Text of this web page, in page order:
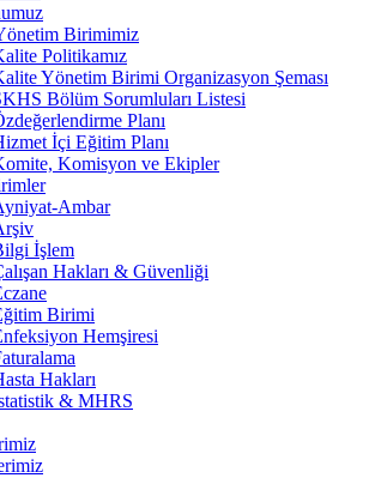
Birimimiz
Politikamız
Yönetim Birimi Organizasyon Şeması
Bölüm Sorumluları Listesi
Planı
İçi Eğitim Planı
Komisyon ve Ekipler
Ambar
İşlem
Hakları & Güvenliği
Birimi
Hemşiresi
Hakları
& MHRS